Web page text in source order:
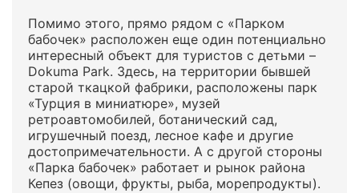
Помимо этого, прямо рядом с «Парком
бабочек» расположен еще один потенциально
интересный объект для туристов с детьми –
Dokuma Park. Здесь, на территории бывшей
старой ткацкой фабрики, расположены парк
«Турция в миниатюре», музей
ретроавтомобилей, ботанический сад,
игрушечный поезд, лесное кафе и другие
достопримечательности. А с другой стороны
«Парка бабочек» работает и рынок района
Кепез (овощи, фрукты, рыба, морепродукты).